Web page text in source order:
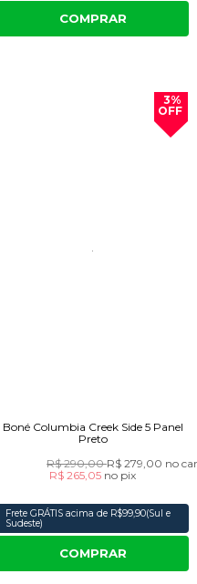
COMPRAR
3%
OFF
Boné Columbia Creek Side 5 Panel
Preto
R$ 290,00R$ 279,00 no
R$ 265,05 no pix
Frete GRÁTIS acima de R$99,90(Sul e
Sudeste)
COMPRAR